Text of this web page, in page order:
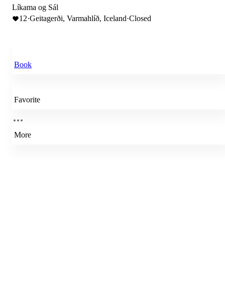
Líkama og Sál
12·Geitagerði, Varmahlíð, Iceland·Closed
Book
Favorite
More